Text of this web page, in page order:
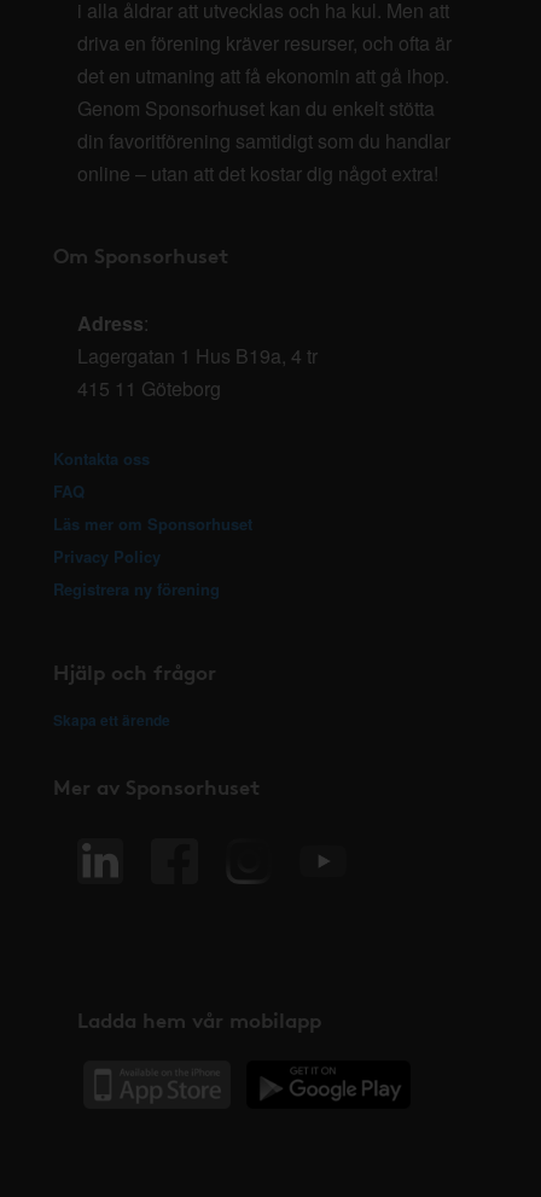
i alla åldrar att utvecklas och ha kul. Men att
driva en förening kräver resurser, och ofta är
det en utmaning att få ekonomin att gå ihop.
Genom Sponsorhuset kan du enkelt stötta
din favoritförening samtidigt som du handlar
online – utan att det kostar dig något extra!
Om Sponsorhuset
Adress:
Lagergatan 1 Hus B19a, 4 tr
415 11 Göteborg
Kontakta oss
FAQ
Läs mer om Sponsorhuset
Privacy Policy
Registrera ny förening
Hjälp och frågor
Skapa ett ärende
Mer av Sponsorhuset
Ladda hem vår mobilapp